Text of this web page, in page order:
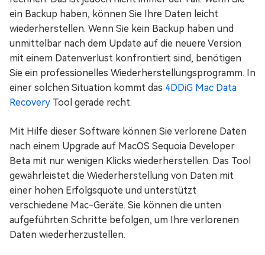
ein Backup haben, können Sie Ihre Daten leicht
wiederherstellen. Wenn Sie kein Backup haben und
unmittelbar nach dem Update auf die neuere Version
mit einem Datenverlust konfrontiert sind, benötigen
Sie ein professionelles Wiederherstellungsprogramm. In
einer solchen Situation kommt das 4DDiG Mac Data
Recovery Tool gerade recht.
Mit Hilfe dieser Software können Sie verlorene Daten
nach einem Upgrade auf MacOS Sequoia Developer
Beta mit nur wenigen Klicks wiederherstellen. Das Tool
gewährleistet die Wiederherstellung von Daten mit
einer hohen Erfolgsquote und unterstützt
verschiedene Mac-Geräte. Sie können die unten
aufgeführten Schritte befolgen, um Ihre verlorenen
Daten wiederherzustellen.